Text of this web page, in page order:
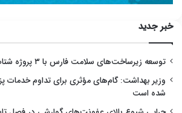
خبر جدید
توسعه زیرساخت‌های سلامت فارس با ۳ پروژه شتاب گرفت
وزیر بهداشت: گام‌های مؤثری برای تداوم خدمات
شده است